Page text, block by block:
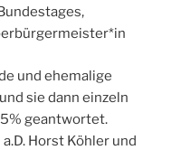
und ehemalige
sie dann einzeln
geantwortet.
Horst Köhler und